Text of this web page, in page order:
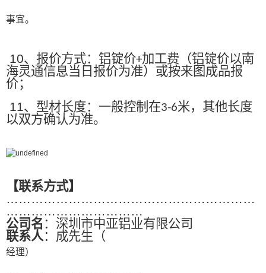
事宜。
10、报价方式：铝锭价+加工费（铝锭价以南
海灵通信息当日报价为准）或按来图成品报
价；
11、型材长度：一般控制在3-6米，其他长度
以双方确认为准。
【联系方式】
……………………………………………………
……………………………
公司名 ：深圳市中亚铝业有限公司
联系人：成先生（
经理）